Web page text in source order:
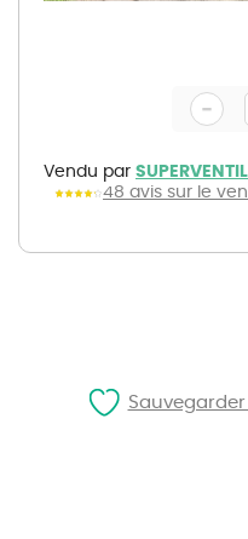
gallery
Vendu par
48 avis sur le
-